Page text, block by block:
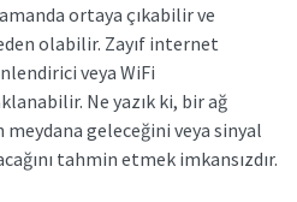
ortaya çıkabilir ve
olabilir. Zayıf internet
veya WiFi
Ne yazık ki, bir ağ
meydana geleceğini veya sinyal
tahmin etmek imkansızdır.